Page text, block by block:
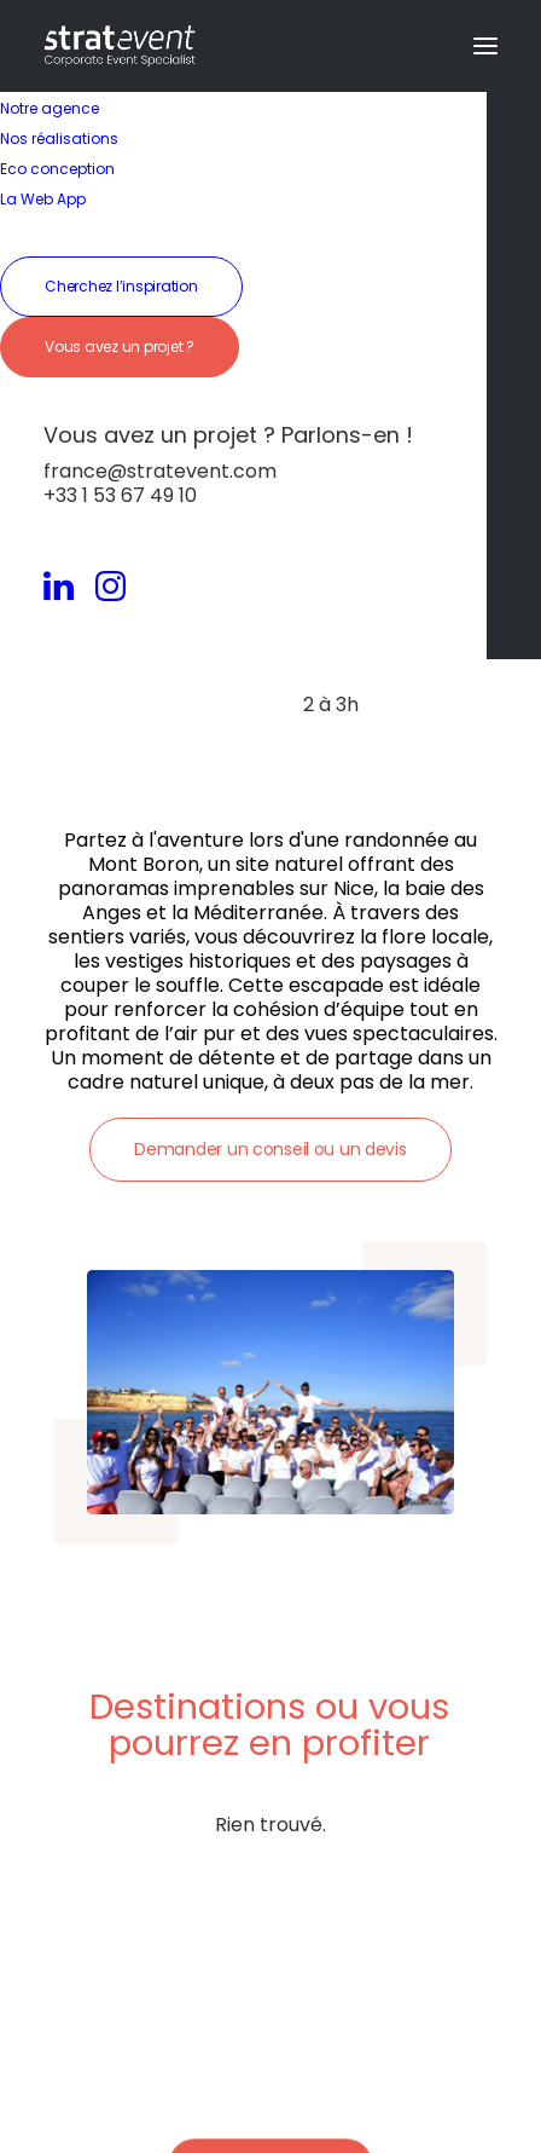
Notre agence
Nos réalisations
Eco conception
La Web App
Cherchez l’inspiration
Vous avez un projet ?
Vous avez un projet ? Parlons-en !
france@stratevent.com
+33 1 53 67 49 10
Randonnée au Mont
Boron
2 à 3h
Partez à l'aventure lors d'une randonnée au
Mont Boron, un site naturel offrant des
panoramas imprenables sur Nice, la baie des
Anges et la Méditerranée. À travers des
sentiers variés, vous découvrirez la flore locale,
les vestiges historiques et des paysages à
couper le souffle. Cette escapade est idéale
pour renforcer la cohésion d’équipe tout en
profitant de l’air pur et des vues spectaculaires.
Un moment de détente et de partage dans un
cadre naturel unique, à deux pas de la mer.
Demander un conseil ou un devis
Destinations ou vous
pourrez en profiter
Rien trouvé.